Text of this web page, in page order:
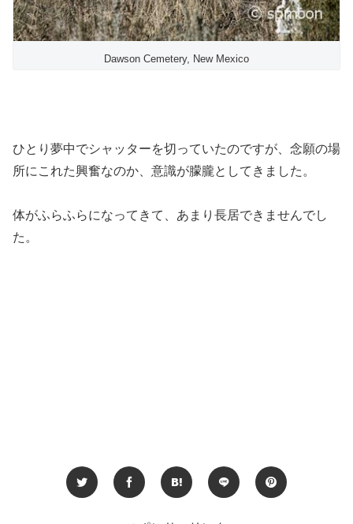
Dawson Cemetery, New Mexico
ひとり夢中でシャッターを切っていたのですが、念願の場
所にこれた興奮なのか、意識が朦朧としてきました。
体がふらふらになってきて、あまり長居できませんでし
た。